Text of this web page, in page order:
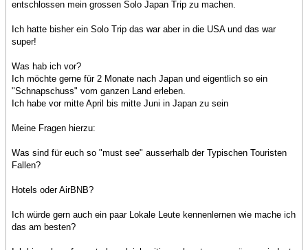
entschlossen mein grossen Solo Japan Trip zu machen.
Ich hatte bisher ein Solo Trip das war aber in die USA und das war
super!
Was hab ich vor?
Ich möchte gerne für 2 Monate nach Japan und eigentlich so ein
"Schnapschuss" vom ganzen Land erleben.
Ich habe vor mitte April bis mitte Juni in Japan zu sein
Meine Fragen hierzu:
Was sind für euch so "must see" ausserhalb der Typischen Touristen
Fallen?
Hotels oder AirBNB?
Ich würde gern auch ein paar Lokale Leute kennenlernen wie mache ich
das am besten?